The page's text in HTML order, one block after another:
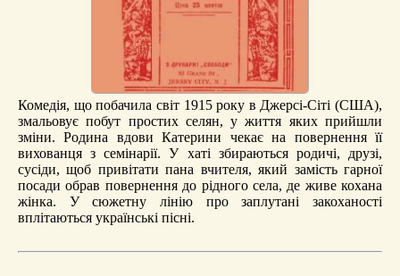
Комедія, що побачила світ 1915 року в Джерсі-Сіті (США),
змальовує побут простих селян, у життя яких прийшли
зміни. Родина вдови Катерини чекає на повернення її
вихованця з семінарії. У хаті збираються родичі, друзі,
сусіди, щоб привітати пана вчителя, який замість гарної
посади обрав повернення до рідного села, де живе кохана
жінка. У сюжетну лінію про заплутані закоханості
вплітаються українські пісні.